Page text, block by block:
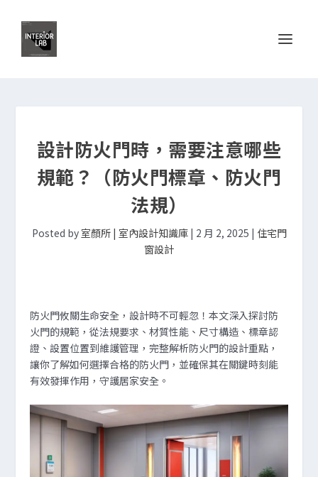
設計防火門時，需要注意哪些
規範？（防火門標章、防火門
法規）
Posted by 室顏所 | 室內設計知識庫| 2 月 2, 2025 | 住宅門
窗設計
防火門攸關生命安全，設計時不可輕忽！本文深入探討防
火門的規範，從法規要求、材質性能、尺寸構造、標章認
證、設置位置到維護管理，完整解析防火門的設計重點，
讓你了解如何選擇合格的防火門，並確保其在關鍵時刻能
有效發揮作用，守護居家安全。